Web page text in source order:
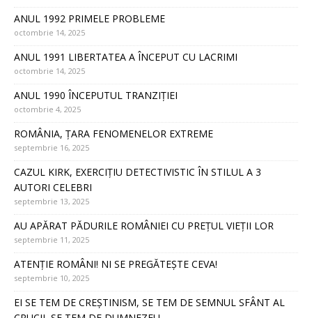
ANUL 1992 PRIMELE PROBLEME
octombrie 14, 2025
ANUL 1991 LIBERTATEA A ÎNCEPUT CU LACRIMI
octombrie 14, 2025
ANUL 1990 ÎNCEPUTUL TRANZIȚIEI
octombrie 4, 2025
ROMÂNIA, ȚARA FENOMENELOR EXTREME
septembrie 16, 2025
CAZUL KIRK, EXERCIȚIU DETECTIVISTIC ÎN STILUL A 3
AUTORI CELEBRI
septembrie 13, 2025
AU APĂRAT PĂDURILE ROMÂNIEI CU PREȚUL VIEȚII LOR
septembrie 11, 2025
ATENȚIE ROMÂNI! NI SE PREGĂTEȘTE CEVA!
septembrie 10, 2025
EI SE TEM DE CREȘTINISM, SE TEM DE SEMNUL SFÂNT AL